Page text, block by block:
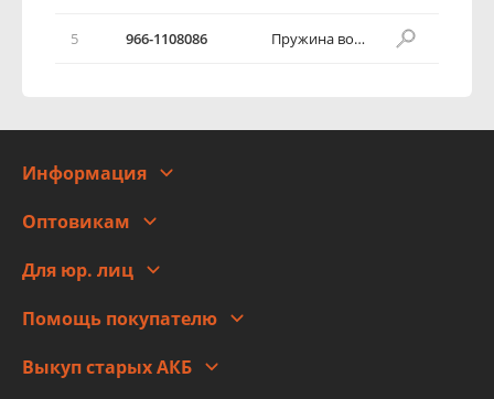
5 966-1108086 Пружина возвратная тяги акселератора
Информация
Адреса
Новости
Правовая информация
Оптовикам
Для юр. лиц
Помощь покупателю
Оплата
Выкуп старых АКБ